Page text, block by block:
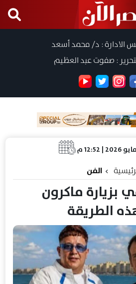
الادارة : د/ محمد أسعد
: صفوت عبد العظيم
الفن
بزيارة ماكرون
الطريقة